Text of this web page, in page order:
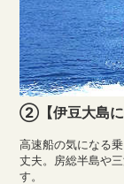
②【伊豆大島に
高速船の気になる
丈夫。房総半島や
す。